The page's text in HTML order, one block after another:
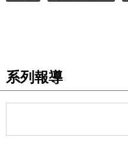
語言
系列報導